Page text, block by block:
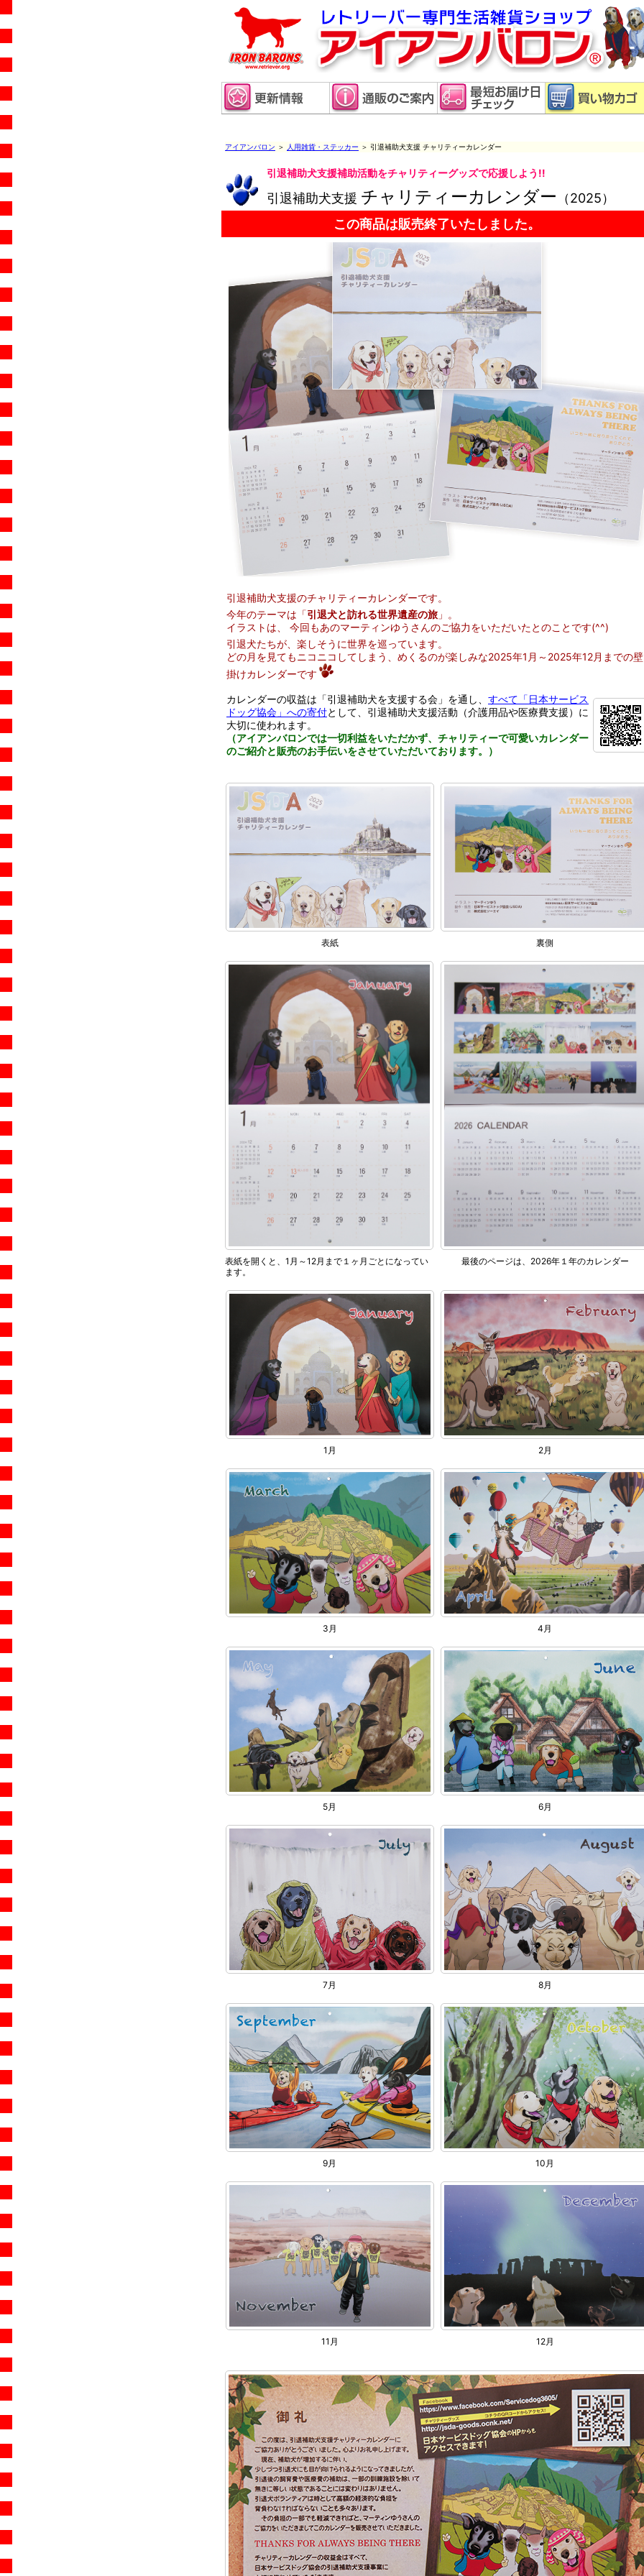
アイアンバロン ＞ 人用雑貨・ステッカー ＞ 引退補助犬支援 チャリティーカレンダー
引退補助犬支援補助活動をチャリティーグッズで応援しよう!!
引退補助犬支援 チャリティーカレンダー （2025）
この商品は販売終了いたしました。
引退補助犬支援のチャリティーカレンダーです。
今年のテーマは「引退犬と訪れる世界遺産の旅 」。
イラストは、 今回もあのマーティンゆうさんのご協力をいただいたとのことです(^^)
引退犬たちが、楽しそうに世界を巡っています。
どの月を見てもニコニコしてしまう、めくるのが楽しみな2025年1月～2025年12月までの壁
掛けカレンダーです
カレンダーの収益は「引退補助犬を支援する会」を通し、 すべて「日本サービス
ドッグ協会」への寄付として、引退補助犬支援活動（介護用品や医療費支援）に
大切に使われます。
（アイアンバロンでは一切利益をいただかず、チャリティーで可愛いカレンダー
のご紹介と販売のお手伝いをさせていただいております。）
表紙 裏側
表紙を開くと、1月～12月まで１ヶ月ごとになってい
ます。
最後のページは、2026年１年のカレンダー
1月 2月
3月 4月
5月 6月
7月 8月
9月 10月
11月 12月